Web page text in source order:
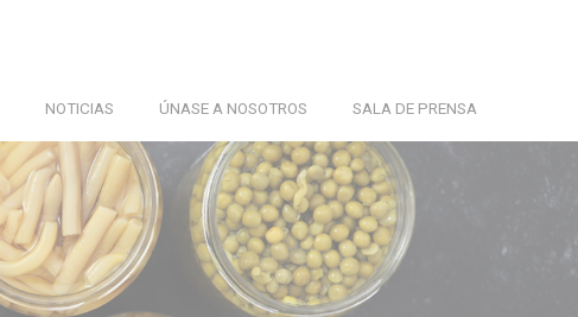
NOTICIAS ÚNASE A NOSOTROS SALA DE PRENSA